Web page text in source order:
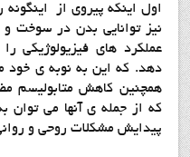
اول اینکه پیروی از
نیز توانایی بدن در سوخت و
عملکرد های فیزیولوژیکی
دهد. که این به نوبه ی
همچنین کاهش متابولیسم
که از جمله ی آنها می توان
پیدایش مشکلات روحی و